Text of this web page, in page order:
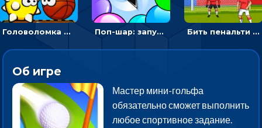
Головоломка Невероятный баскетбол: проложить путь и отправить мяч в корзину Поп-шар: запускать колючку, чтобы лопать воздушные шарики Бить пенальти по воротам или мишеням - спортивная аркада
Об игре
Мастер мини-гольфа
обязательно сможет выполнить
любое спортивное задание.